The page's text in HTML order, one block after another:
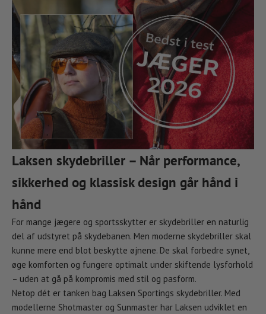
Laksen skydebriller – Når performance,
sikkerhed og klassisk design går hånd i
hånd
For mange jægere og sportsskytter er skydebriller en naturlig
del af udstyret på skydebanen. Men moderne skydebriller skal
kunne mere end blot beskytte øjnene. De skal forbedre synet,
øge komforten og fungere optimalt under skiftende lysforhold
– uden at gå på kompromis med stil og pasform.
Netop dét er tanken bag Laksen Sportings skydebriller. Med
modellerne Shotmaster og Sunmaster har Laksen udviklet en